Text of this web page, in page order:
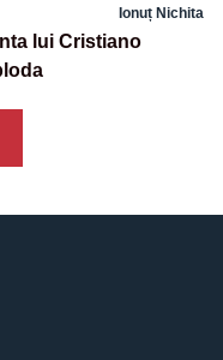
Ionuț Nichita
lui Cristiano